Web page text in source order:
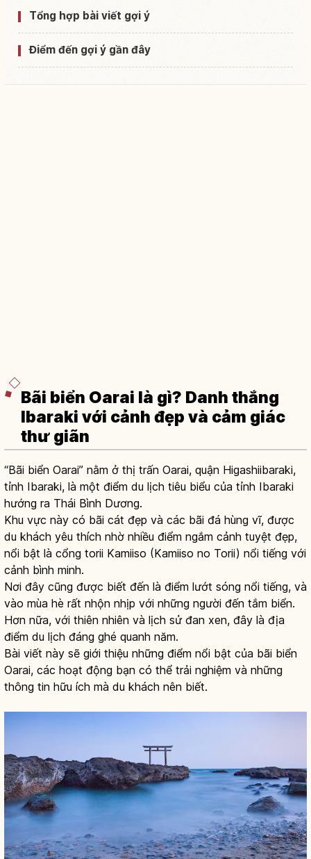
Tổng hợp bài viết gợi ý
Điểm đến gợi ý gần đây
Bãi biển Oarai là gì? Danh thắng
Ibaraki với cảnh đẹp và cảm giác
thư giãn
“Bãi biển Oarai” nằm ở thị trấn Oarai, quận Higashiibaraki,
tỉnh Ibaraki, là một điểm du lịch tiêu biểu của tỉnh Ibaraki
hướng ra Thái Bình Dương.
Khu vực này có bãi cát đẹp và các bãi đá hùng vĩ, được
du khách yêu thích nhờ nhiều điểm ngắm cảnh tuyệt đẹp,
nổi bật là cổng torii Kamiiso (Kamiiso no Torii) nổi tiếng với
cảnh bình minh.
Nơi đây cũng được biết đến là điểm lướt sóng nổi tiếng, và
vào mùa hè rất nhộn nhịp với những người đến tắm biển.
Hơn nữa, với thiên nhiên và lịch sử đan xen, đây là địa
điểm du lịch đáng ghé quanh năm.
Bài viết này sẽ giới thiệu những điểm nổi bật của bãi biển
Oarai, các hoạt động bạn có thể trải nghiệm và những
thông tin hữu ích mà du khách nên biết.